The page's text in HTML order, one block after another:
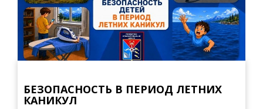
БЕЗОПАСНОСТЬ В ПЕРИОД ЛЕТНИХ
КАНИКУЛ